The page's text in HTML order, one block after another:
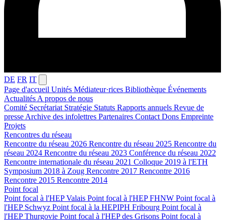
DE FR IT
Page d'accueil Unités Médiateur·rices Bibliothèque Événements
Actualités A propos de nous
Comité Secrétariat Stratégie Statuts Rapports annuels Revue de
presse Archive des infolettres Partenaires Contact Dons Empreinte
Projets
Rencontres du réseau
Rencontre du réseau 2026 Rencontre du réseau 2025 Rencontre du
réseau 2024 Rencontre du réseau 2023 Conférence du réseau 2022
Rencontre internationale du réseau 2021 Colloque 2019 à l'ETH
Symposium 2018 à Zoug Rencontre 2017 Rencontre 2016
Rencontre 2015 Rencontre 2014
Point focal
Point focal à l'HEP Valais Point focal à l'HEP FHNW Point focal à
l'HEP Schwyz Point focal à la HEPIPH Fribourg Point focal à
l'HEP Thurgovie Point focal à l'HEP des Grisons Point focal à